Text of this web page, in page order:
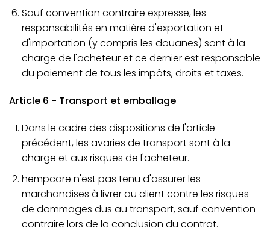
Sauf convention contraire expresse, les
responsabilités en matière d'exportation et
d'importation (y compris les douanes) sont à la
charge de l'acheteur et ce dernier est responsable
du paiement de tous les impôts, droits et taxes.
Article 6 - Transport et emballage
Dans le cadre des dispositions de l'article
précédent, les avaries de transport sont à la
charge et aux risques de l'acheteur.
hempcare n'est pas tenu d'assurer les
marchandises à livrer au client contre les risques
de dommages dus au transport, sauf convention
contraire lors de la conclusion du contrat.